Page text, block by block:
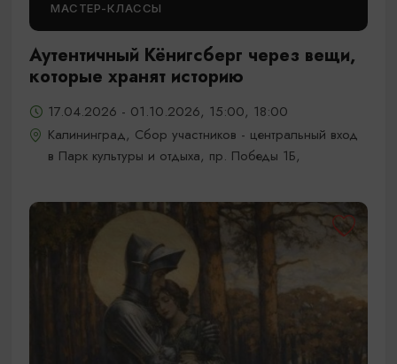
МАСТЕР-КЛАССЫ
Аутентичный Кёнигсберг через вещи,
которые хранят историю
17.04.2026 - 01.10.2026, 15:00, 18:00
Калининград, Сбор участников - центральный вход
в Парк культуры и отдыха, пр. Победы 1Б,